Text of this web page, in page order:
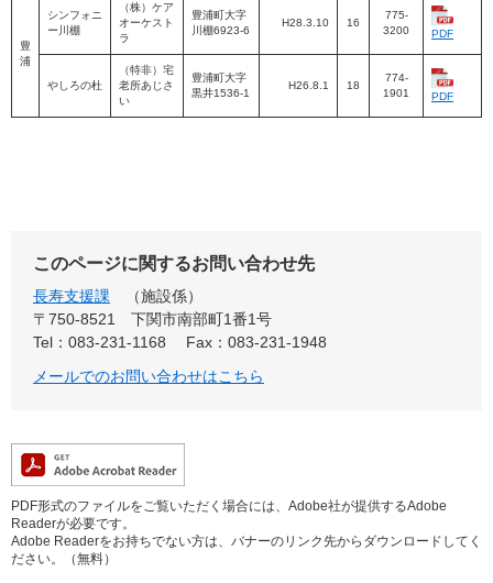
豊
浦
シンフォニ
ー川棚
（株）ケア
オーケスト
ラ
豊浦町大字
川棚6923-6
H28.3.10 16
775-
3200
PDF
やしろの杜
（特非）宅
老所あじさ
い
豊浦町大字
黒井1536-1
H26.8.1 18
774-
1901
PDF
このページに関するお問い合わせ先
長寿支援課
施設係
〒750-8521
下関市南部町1番1号
Tel：083-231-1168
Fax：083-231-1948
メールでのお問い合わせはこちら
PDF形式のファイルをご覧いただく場合には、Adobe社が提供するAdobe
Readerが必要です。
Adobe Readerをお持ちでない方は、バナーのリンク先からダウンロードしてく
ださい。（無料）